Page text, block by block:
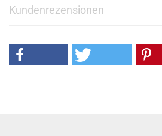
Kundenrezensionen